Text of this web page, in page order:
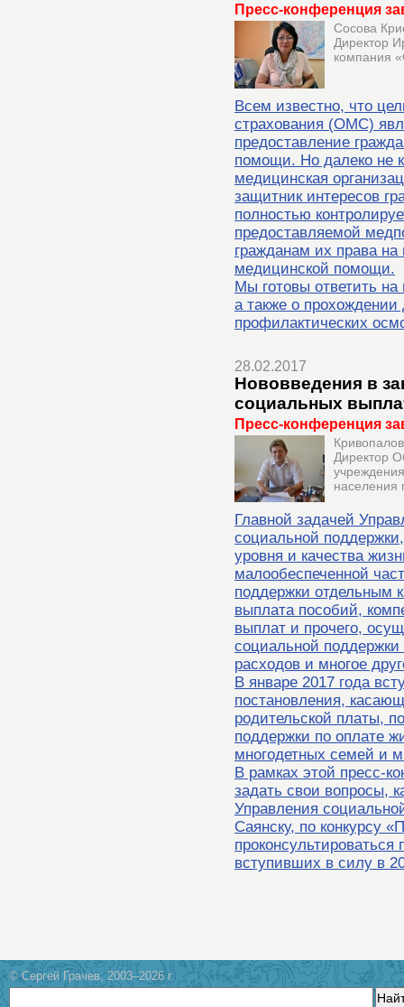
Пресс-конференция
Сосова
Директор
компания
Всем известно, что
страхования (ОМС)
предоставление
помощи. Но далеко не
медицинская
защитник интересов
полностью
предоставляемой
гражданам их права
медицинской помощи.
Мы готовы ответить
а также о
профилактических
28.02.2017
Нововведения в
социальных
Пресс-конференция
Директор
населения
Главной задачей
социальной
уровня и качества
малообеспеченной
поддержки отдельным
выплата пособий,
выплат и прочего,
социальной
расходов и многое
В январе 2017 года
постановления,
родительской платы,
поддержки по оплате
многодетных семей и
В рамках этой пресс-
задать свои вопросы,
Управления
Саянску, по конкурсу
вступивших в силу в
© Сергей Грачев, 2003–2026 г.